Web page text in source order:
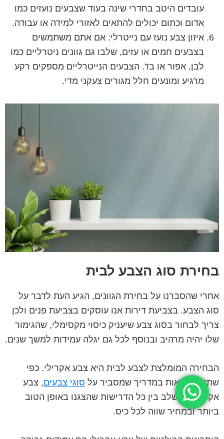
עובדים היטב בחדרי שינה בעוד שצבעים נועזים כמו
אדום וכתום יכולים להתאים לאזורי למידה או עבודה.
איזון צבע נועז עם נייטרלי: אם אתם משתמשים
בצבעים חמים או עזים, שלבו גם גוונים ניטרליים כמו
לבן, אפור או בז'. הצבעים הנייטרליים מספקים רקע
מרגיע ומונעים חלל מגורים צעקני מדי.
בחירת סוג הצבע לבית
אחרי שהסברנו על בחירת הגוונים, הגיע העת לדבר על
סוג הצבע. בצביעת דירות אנו עוסקים בצביעת פנים ולכן
צריך לבחור בסוג צבע שיעניק כיסוי מקסימלי, שהגימור
שלו יהיה מרהיב ובנוסף לכל גם יגלה עמידות למשך שנים.
הבחירה המומלצת לצבע לבית היא צבע אקרילי. כפי
שתוכלו לראות במדריך שמסביר על סוגי צבעים, צבע
אקרילי שמשלב בין כל הדרישות שהצגנו באופן הטוב
ביותר ובמחיר שווה לכל כיס.